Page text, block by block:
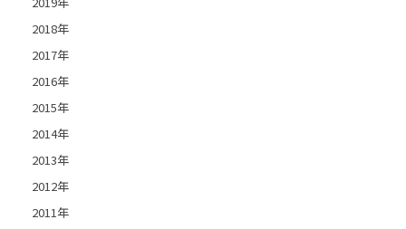
2018年
2017年
2016年
2015年
2014年
2013年
2012年
2011年